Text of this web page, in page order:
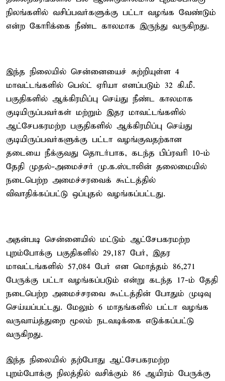
நிலங்களில் வசிப்பவர்களுக்கு பட்டா வழங்க வேண்டும்
என்ற கோரிக்கை நீண்ட காலமாக இருந்து வருகிறது.
இந்த நிலையில் சென்னையைச் சுற்றியுள்ள 4
மாவட்டங்களில் பெல்ட் ஏரியா எனப்படும் 32 கி.மீ.
பகுதிகளில் ஆக்கிரமிப்பு செய்து நீண்ட காலமாக
குடியிருப்பவர்கள் மற்றும் இதர மாவட்டங்களில்
ஆட்சேபகரமற்ற பகுதிகளில் ஆக்கிரமிப்பு செய்து
குடியிருப்பவர்களுக்கு பட்டா வழங்குவதற்கான
தடையை நீக்குவது தொடர்பாக, கடந்த பிப்ரவரி 10-ம்
தேதி முதல்-அமைச்சர் மு.க.ஸ்டாலின் தலைமையில்
நடைபெற்ற அமைச்சரவைக் கூட்டத்தில்
விவாதிக்கப்பட்டு ஒப்புதல் வழங்கப்பட்டது.
அதன்படி சென்னையில் மட்டும் ஆட்சேபகரமற்ற
புறம்போக்கு பகுதிகளில் 29,187 பேர், இதர
மாவட்டங்களில் 57,084 பேர் என மொத்தம் 86,271
பேருக்கு பட்டா வழங்கப்படும் என்று கடந்த 17-ம் தேதி
நடைபெற்ற அமைச்சரவை கூட்டத்தின் போதும் முடிவு
செய்யப்பட்டது. மேலும் 6 மாதங்களில் பட்டா வழங்க
வருவாய்த்துறை மூலம் நடவடிக்கை எடுக்கப்பட்டு
வருகிறது.
இந்த நிலையில் தற்போது ஆட்சேபகரமற்ற
புறம்போக்கு நிலத்தில் வசிக்கும் 86 ஆயிரம் பேருக்கு